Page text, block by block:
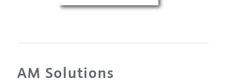
AM Solutions